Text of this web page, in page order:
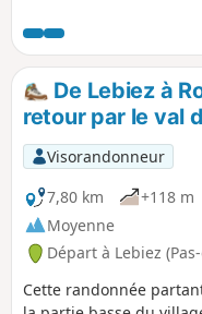
Neuvaine à Embry.
le plateau au milieu
De Lebiez à
retour par le val
Visorandonneur
7,80 km
+118 m
Moyenne
Départ à Lebiez
Cette randonnée